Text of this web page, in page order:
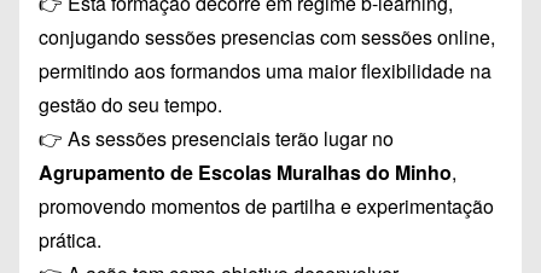
conjugando sessões presencias com sessões online,
permitindo aos formandos uma maior flexibilidade na
gestão do seu tempo.
👉 As sessões presenciais terão lugar no
Agrupamento de Escolas Muralhas do Minho,
promovendo momentos de partilha e experimentação
prática.